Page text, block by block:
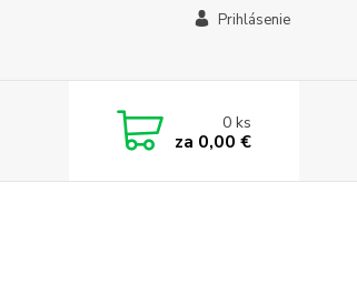
Prihlásenie
0ks
za 0,00 €